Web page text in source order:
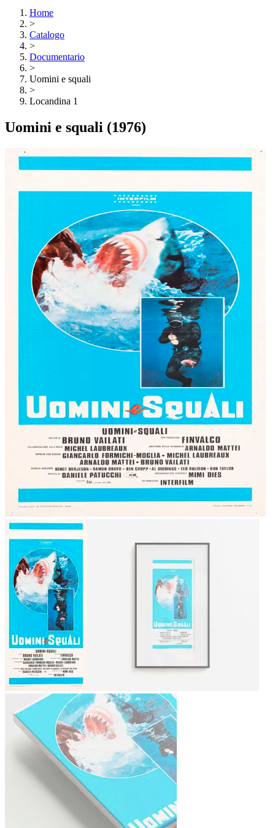
Home
>
Catalogo
>
Documentario
>
Uomini e squali
>
Locandina 1
Uomini e squali (1976)